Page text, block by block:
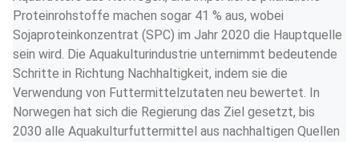
Proteinrohstoffe machen sogar 41 % aus, wobei
Sojaproteinkonzentrat (SPC) im Jahr 2020 die Hauptquelle
sein wird. Die Aquakulturindustrie unternimmt bedeutende
Schritte in Richtung Nachhaltigkeit, indem sie die
Verwendung von Futtermittelzutaten neu bewertet. In
Norwegen hat sich die Regierung das Ziel gesetzt, bis
2030 alle Aquakulturfuttermittel aus nachhaltigen Quellen